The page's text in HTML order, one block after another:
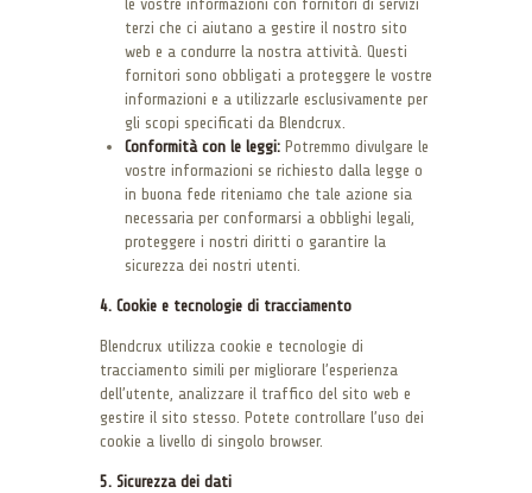
le vostre informazioni con fornitori di servizi
terzi che ci aiutano a gestire il nostro sito
web e a condurre la nostra attività. Questi
fornitori sono obbligati a proteggere le vostre
informazioni e a utilizzarle esclusivamente per
gli scopi specificati da Blendcrux.
Conformità con le leggi: Potremmo divulgare le
vostre informazioni se richiesto dalla legge o
in buona fede riteniamo che tale azione sia
necessaria per conformarsi a obblighi legali,
proteggere i nostri diritti o garantire la
sicurezza dei nostri utenti.
4. Cookie e tecnologie di tracciamento
Blendcrux utilizza cookie e tecnologie di
tracciamento simili per migliorare l’esperienza
dell’utente, analizzare il traffico del sito web e
gestire il sito stesso. Potete controllare l’uso dei
cookie a livello di singolo browser.
5. Sicurezza dei dati